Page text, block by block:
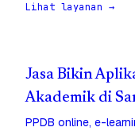
Lihat layanan →
Jasa Bikin
Akademik di
PPDB online, e-